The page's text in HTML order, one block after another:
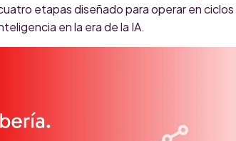
etapas diseñado para operar en ciclos
en la era de la IA.